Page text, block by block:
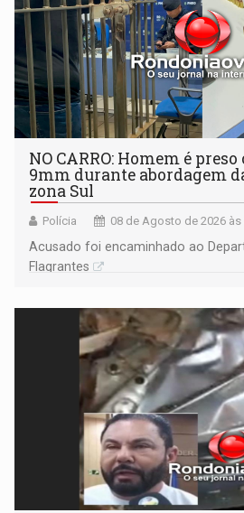
NO CARRO: Homem é
9mm durante abordagem
zona Sul
Polícia 08 de Agosto de 2026 às
Acusado foi encaminhado ao
Flagrantes